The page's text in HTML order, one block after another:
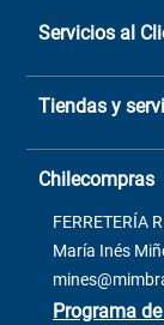
Servicios al
Quiénes
Sucursales
Términos y
Contacto
Venta Terreno
Trabaja con
Tiendas y
Casa Matriz:
2137 San
Chilecompras
FERRETERÍA
María Inés
Programa